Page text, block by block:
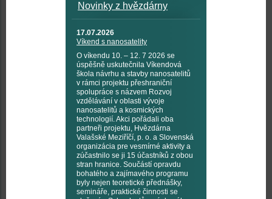
Novinky z hvězdárny
17.07.2026
Víkend s nanosatelity
O víkendu 10. – 12. 7 2026 se
úspěšně uskutečnila Víkendová
škola návrhu a stavby nanosatelitů
v rámci projektu přeshraniční
spolupráce s názvem Rozvoj
vzdělávání v oblasti vývoje
nanosatelitů a kosmických
technologií. Akci pořádali oba
partneři projektu, Hvězdárna
Valašské Meziříčí, p. o. a Slovenská
organizácia pre vesmírné aktivity a
zúčastnilo se ji 15 účastníků z obou
stran hranice. Součástí opravdu
bohatého a zajímavého programu
byly nejen teoretické přednášky,
semináře, praktické činnosti se